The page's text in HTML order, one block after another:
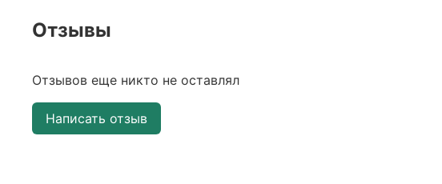
Отзывы
Отзывов еще никто не оставлял
Написать отзыв